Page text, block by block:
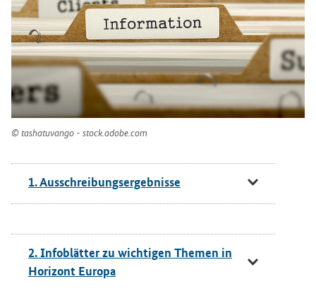
tashatuvango - stock.adobe.com
1. Ausschreibungsergebnisse
2. Infoblätter zu wichtigen Themen in
Horizont Europa